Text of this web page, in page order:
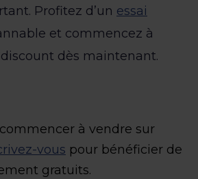
Profitez d’un essai
et commencez à
dès maintenant.
à vendre sur
vous pour bénéficier de
gratuits.